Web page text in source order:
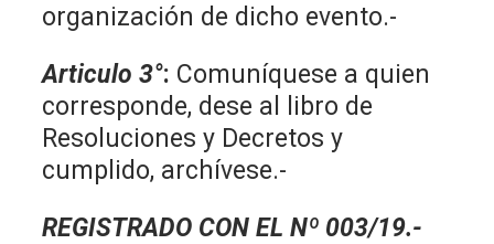
organización de dicho evento.-
Articulo 3°: Comuníquese a quien
corresponde, dese al libro de
Resoluciones y Decretos y
cumplido, archívese.-
REGISTRADO CON EL Nº 003/19.-